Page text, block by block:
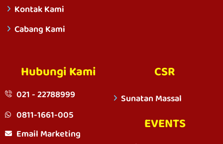
Kontak Kami
Cabang Kami
Hubungi Kami
021 - 22788999
0811-1661-005
Email Marketing
CSR
Sunatan Massal
EVENTS